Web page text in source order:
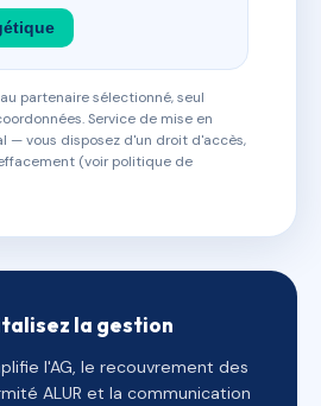
partenaire sélectionné, seul
Service de mise en
— vous disposez d'un droit d'accès,
(voir politique de
la gestion
l'AG, le recouvrement des
ALUR et la communication